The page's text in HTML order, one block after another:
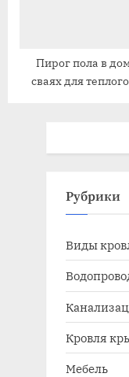
Пирог пола в
сваях для
Рубрики
Виды
Кровля
Мебель